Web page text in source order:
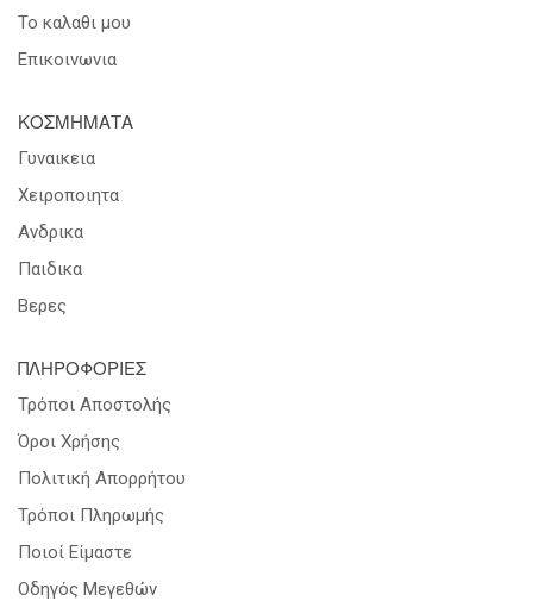
Το καλαθι μου
Επικοινωνια
ΚΟΣΜΗΜΑΤΑ
Γυναικεια
Χειροποιητα
Ανδρικα
Παιδικα
Βερες
ΠΛΗΡΟΦΟΡΙΕΣ
Τρόποι Αποστολής
Όροι Χρήσης
Πολιτική Απορρήτου
Τρόποι Πληρωμής
Ποιοί Είμαστε
Οδηγός Μεγεθών